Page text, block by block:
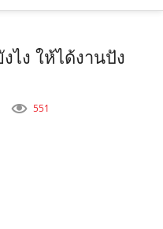
ไง ให้ได้งานปัง
551